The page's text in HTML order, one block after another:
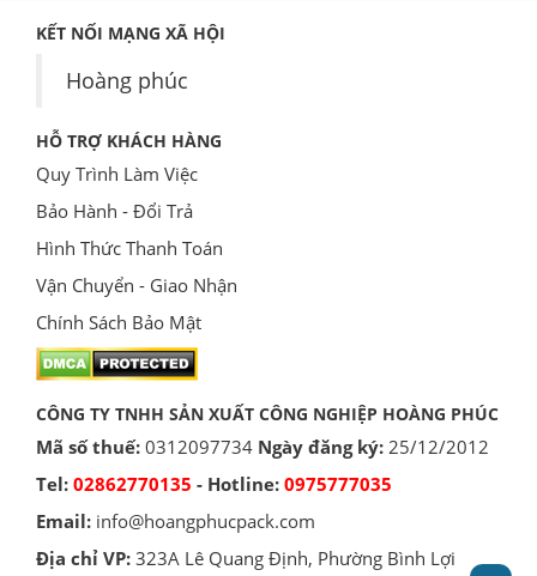
KẾT NỐI MẠNG XÃ HỘI
Hoàng phúc
HỖ TRỢ KHÁCH HÀNG
Quy Trình Làm Việc
Bảo Hành - Đổi Trả
Hình Thức Thanh Toán
Vận Chuyển - Giao Nhận
Chính Sách Bảo Mật
CÔNG TY TNHH SẢN XUẤT CÔNG NGHIỆP HOÀNG PHÚC
Mã số thuế: 0312097734 Ngày đăng ký: 25/12/2012
Tel: 02862770135 - Hotline: 0975777035
Email: info@hoangphucpack.com
Địa chỉ VP: 323A Lê Quang Định, Phường Bình Lợi